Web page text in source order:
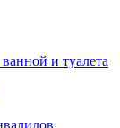
и туалета